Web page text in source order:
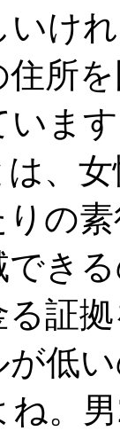
いけ
所
いま
、
の
き
証
低
ね。